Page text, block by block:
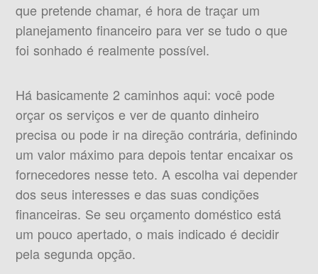
que pretende chamar, é hora de traçar um
planejamento financeiro para ver se tudo o que
foi sonhado é realmente possível.
Há basicamente 2 caminhos aqui: você pode
orçar os serviços e ver de quanto dinheiro
precisa ou pode ir na direção contrária, definindo
um valor máximo para depois tentar encaixar os
fornecedores nesse teto. A escolha vai depender
dos seus interesses e das suas condições
financeiras. Se seu orçamento doméstico está
um pouco apertado, o mais indicado é decidir
pela segunda opção.